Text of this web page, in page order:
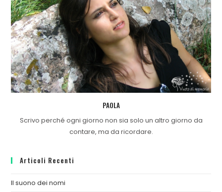
PAOLA
Scrivo perché ogni giorno non sia solo un altro giorno da
contare, ma da ricordare.
Articoli Recenti
Il suono dei nomi